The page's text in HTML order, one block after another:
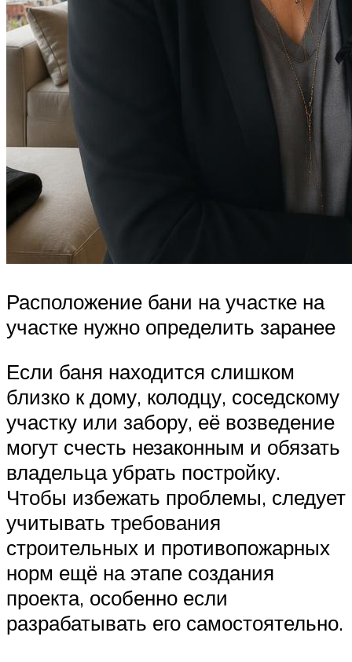
Расположение бани на участке на
участке нужно определить заранее
Если баня находится слишком
близко к дому, колодцу, соседскому
участку или забору, её возведение
могут счесть незаконным и обязать
владельца убрать постройку.
Чтобы избежать проблемы, следует
учитывать требования
строительных и противопожарных
норм ещё на этапе создания
проекта, особенно если
разрабатывать его самостоятельно.